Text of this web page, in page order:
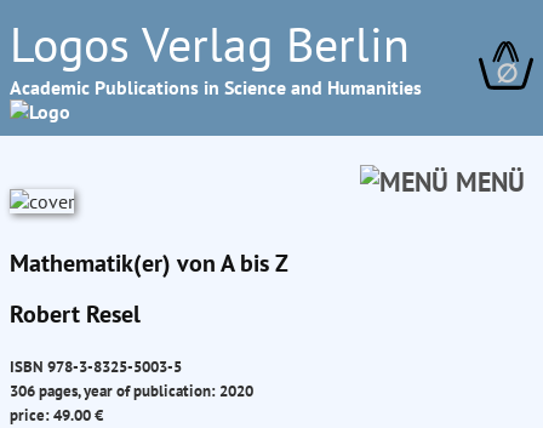
Logos Verlag Berlin
Academic Publications in Science and Humanities ∅
MENÜ
Mathematik(er) von A bis Z
Robert Resel
ISBN 978-3-8325-5003-5
306 pages, year of publication: 2020
price: 49.00 €